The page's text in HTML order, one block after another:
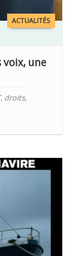
ACTUALITÉS
voix, une
, droits,